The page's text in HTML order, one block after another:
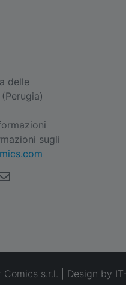
delle
sugli
s.r.l. | Design by